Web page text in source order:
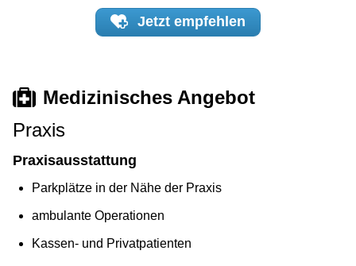
Jetzt empfehlen
Medizinisches Angebot
Praxis
Praxisausstattung
Parkplätze in der Nähe der Praxis
ambulante Operationen
Kassen- und Privatpatienten